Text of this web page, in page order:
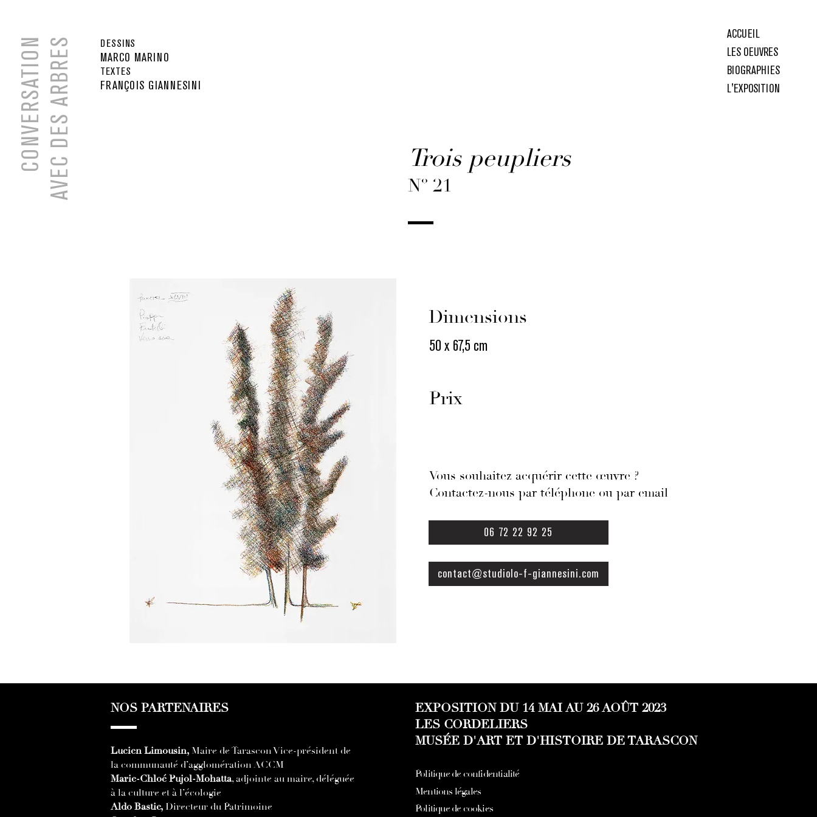
CONVERSATIONAVEC DES ARBRES
ACCUEIL
LES OEUVRES
BIOGRAPHIES
L'EXPOSITION
DESSINS
MARCO MARINO
TEXTES
FRANÇOIS GIANNESINI
Trois peupliers
Nº 21
Dimensions
50 x 67,5 cm
Prix
Vous souhaitez acquérir cette œuvre ?
Contactez-nous par téléphone ou par email
06 72 22 92 25
contact@studiolo-f-giannesini.com
NOS PARTENAIRES
Lucien Limousin, Maire de Tarascon Vice-président de
la communauté d’agglomération ACCM
Marie-Chloé Pujol-Mohatta, adjointe au maire, déléguée
à la culture et à l’écologie
Aldo Bastie, Directeur du Patrimoine
EXPOSITION DU 14 MAI AU 26 AOÛT 2023
LES CORDELIERS
MUSÉE D'ART ET D'HISTOIRE DE TARASCON
Politique de confidentialité
Mentions légales
Politique de cookies